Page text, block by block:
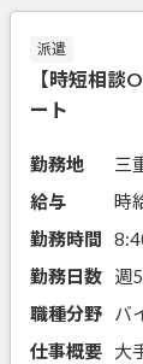
派遣
【時短相談
ート
勤務地
三
給与
時
勤務時間
勤務日数
職種分野
仕事概要